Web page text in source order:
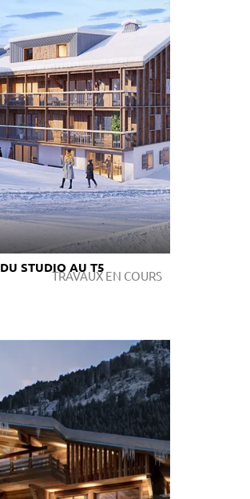
DU STUDIO AU T5
TRAVAUX EN COURS